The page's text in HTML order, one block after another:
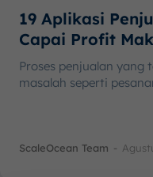
19 Aplikasi
Capai Profit
Proses penjualan yang
masalah seperti
ScaleOcean Team -